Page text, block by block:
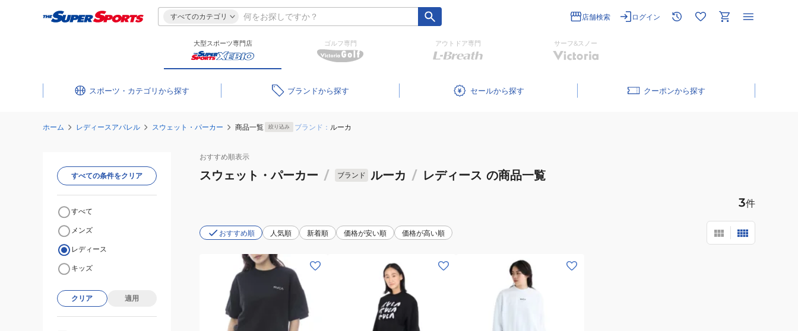
すべてのカテゴリ 店舗検索 ログイン
大型スポーツ専門店 ゴルフ専門 アウトドア専門 サーフ&スノー
スポーツ・カテゴリ ブランド セール クーポン
ホーム レディースアパレル スウェット・パーカー 商品一覧 絞り込み ブランド： ルーカ
おすすめ順表示
スウェット・パーカー / ブランド ルーカ / レディース の商品一覧
3件
おすすめ順 人気順 新着順 価格が安い順 価格が高い順
ス)BANDANA
ス)CLOUDY
すべての条件をクリア
すべて
メンズ
レディース
キッズ
クリア 適用